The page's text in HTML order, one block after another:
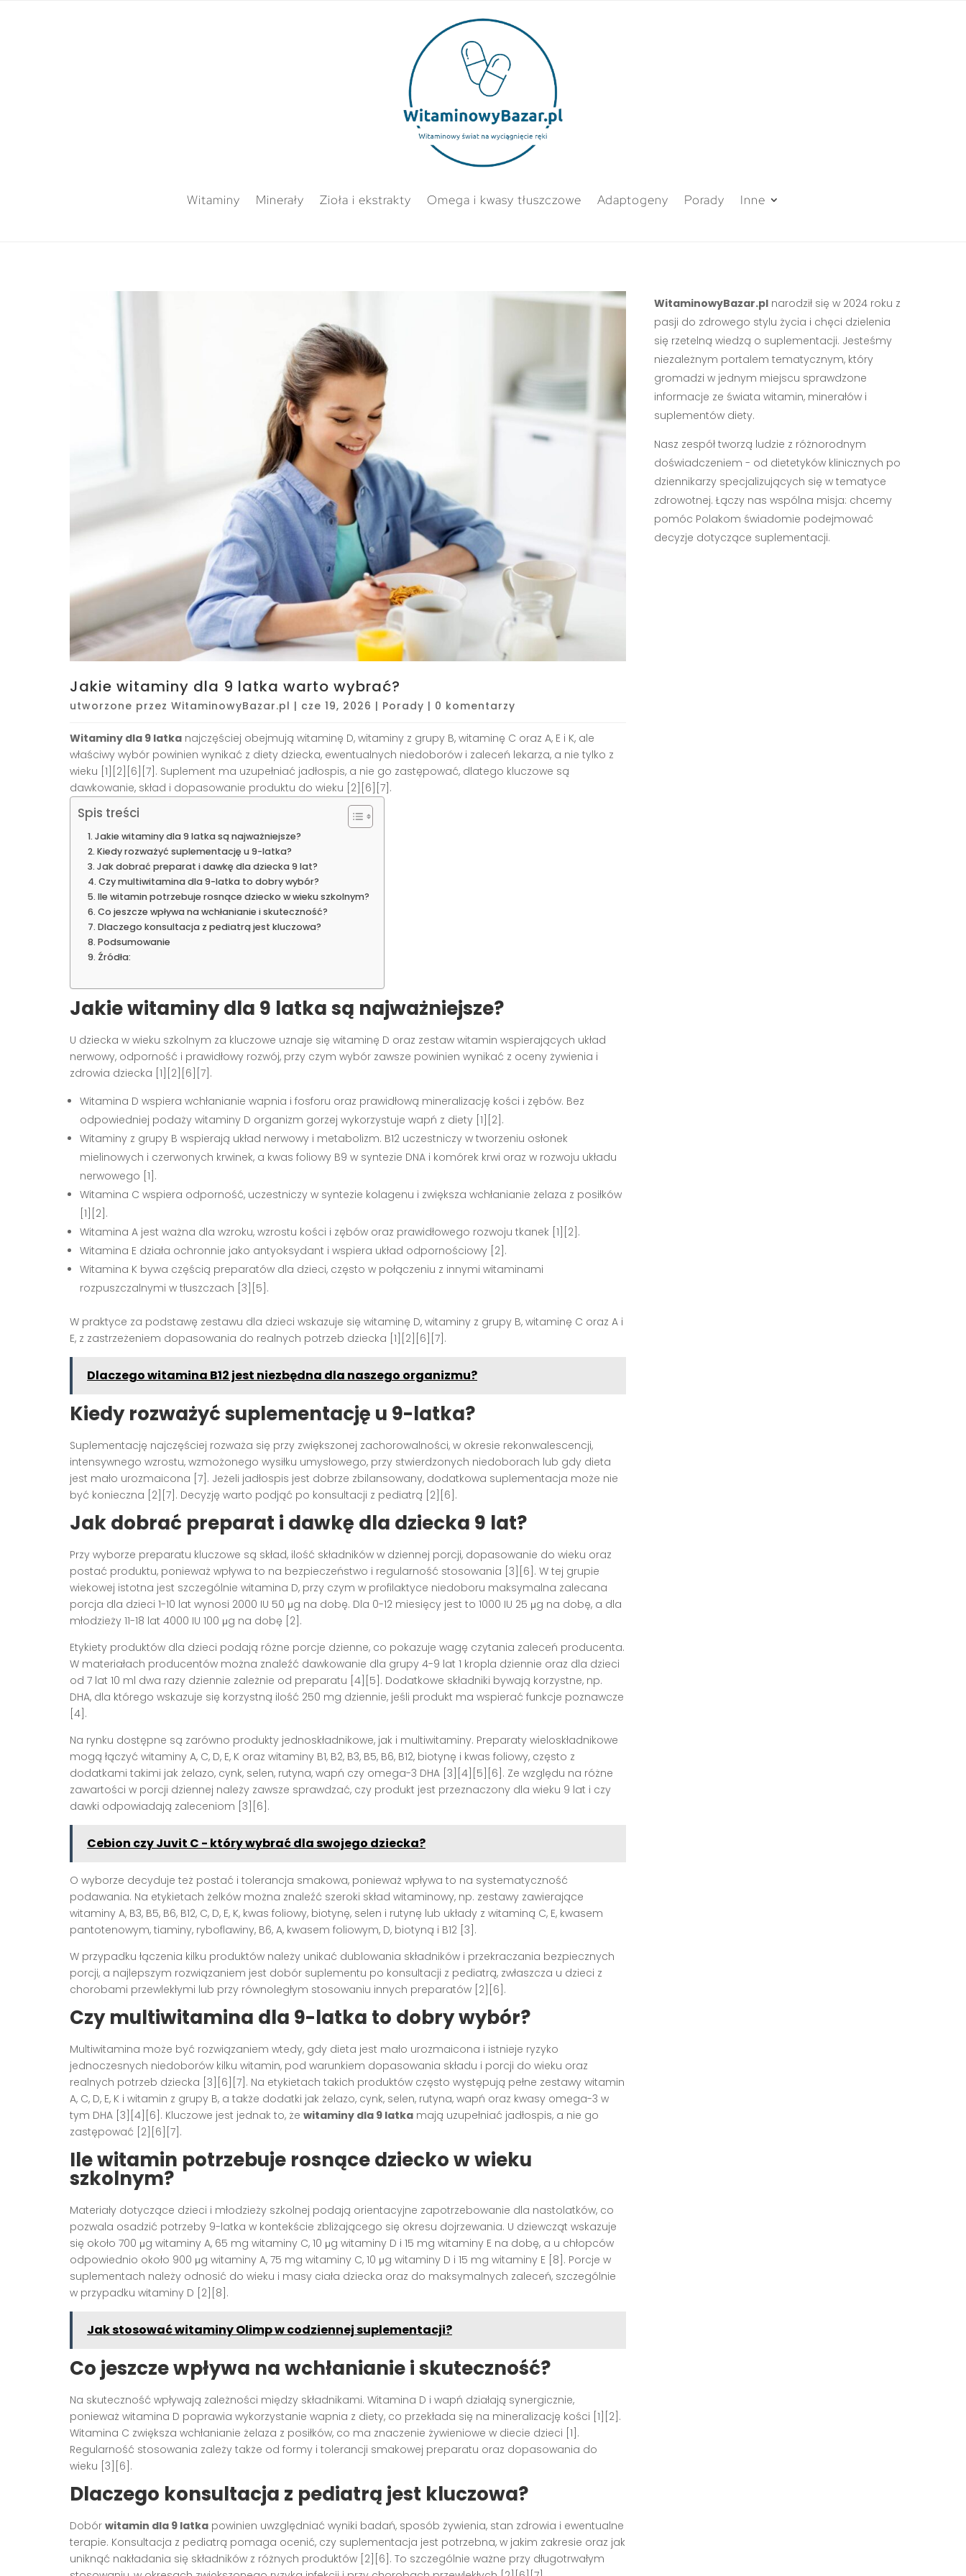
Witaminy Minerały Zioła i ekstrakty Omega i kwasy tłuszczowe Adaptogeny Porady Inne
Jakie witaminy dla 9 latka warto wybrać?
utworzone przez WitaminowyBazar.pl | cze 19, 2026 | Porady | 0 komentarzy
Witaminy dla 9 latka najczęściej obejmują witaminę D, witaminy z grupy B, witaminę C oraz A, E i K, ale
właściwy wybór powinien wynikać z diety dziecka, ewentualnych niedoborów i zaleceń lekarza, a nie tylko z
wieku [1][2][6][7]. Suplement ma uzupełniać jadłospis, a nie go zastępować, dlatego kluczowe są
dawkowanie, skład i dopasowanie produktu do wieku [2][6][7].
Spis treści
Jakie witaminy dla 9 latka są najważniejsze?
Kiedy rozważyć suplementację u 9-latka?
Jak dobrać preparat i dawkę dla dziecka 9 lat?
Czy multiwitamina dla 9-latka to dobry wybór?
Ile witamin potrzebuje rosnące dziecko w wieku szkolnym?
Co jeszcze wpływa na wchłanianie i skuteczność?
Dlaczego konsultacja z pediatrą jest kluczowa?
Podsumowanie
Źródła:
Jakie witaminy dla 9 latka są najważniejsze?
U dziecka w wieku szkolnym za kluczowe uznaje się witaminę D oraz zestaw witamin wspierających układ
nerwowy, odporność i prawidłowy rozwój, przy czym wybór zawsze powinien wynikać z oceny żywienia i
zdrowia dziecka [1][2][6][7].
Witamina D wspiera wchłanianie wapnia i fosforu oraz prawidłową mineralizację kości i zębów. Bez
odpowiedniej podaży witaminy D organizm gorzej wykorzystuje wapń z diety [1][2].
Witaminy z grupy B wspierają układ nerwowy i metabolizm. B12 uczestniczy w tworzeniu osłonek
mielinowych i czerwonych krwinek, a kwas foliowy B9 w syntezie DNA i komórek krwi oraz w rozwoju układu
nerwowego [1].
Witamina C wspiera odporność, uczestniczy w syntezie kolagenu i zwiększa wchłanianie żelaza z posiłków
[1][2].
Witamina A jest ważna dla wzroku, wzrostu kości i zębów oraz prawidłowego rozwoju tkanek [1][2].
Witamina E działa ochronnie jako antyoksydant i wspiera układ odpornościowy [2].
Witamina K bywa częścią preparatów dla dzieci, często w połączeniu z innymi witaminami
rozpuszczalnymi w tłuszczach [3][5].
W praktyce za podstawę zestawu dla dzieci wskazuje się witaminę D, witaminy z grupy B, witaminę C oraz A i
E, z zastrzeżeniem dopasowania do realnych potrzeb dziecka [1][2][6][7].
Dlaczego witamina B12 jest niezbędna dla naszego organizmu?
Kiedy rozważyć suplementację u 9-latka?
Suplementację najczęściej rozważa się przy zwiększonej zachorowalności, w okresie rekonwalescencji,
intensywnego wzrostu, wzmożonego wysiłku umysłowego, przy stwierdzonych niedoborach lub gdy dieta
jest mało urozmaicona [7]. Jeżeli jadłospis jest dobrze zbilansowany, dodatkowa suplementacja może nie
być konieczna [2][7]. Decyzję warto podjąć po konsultacji z pediatrą [2][6].
Jak dobrać preparat i dawkę dla dziecka 9 lat?
Przy wyborze preparatu kluczowe są skład, ilość składników w dziennej porcji, dopasowanie do wieku oraz
postać produktu, ponieważ wpływa to na bezpieczeństwo i regularność stosowania [3][6]. W tej grupie
wiekowej istotna jest szczególnie witamina D, przy czym w profilaktyce niedoboru maksymalna zalecana
porcja dla dzieci 1-10 lat wynosi 2000 IU 50 μg na dobę. Dla 0-12 miesięcy jest to 1000 IU 25 μg na dobę, a dla
młodzieży 11-18 lat 4000 IU 100 μg na dobę [2].
Etykiety produktów dla dzieci podają różne porcje dzienne, co pokazuje wagę czytania zaleceń producenta.
W materiałach producentów można znaleźć dawkowanie dla grupy 4-9 lat 1 kropla dziennie oraz dla dzieci
od 7 lat 10 ml dwa razy dziennie zależnie od preparatu [4][5]. Dodatkowe składniki bywają korzystne, np.
DHA, dla którego wskazuje się korzystną ilość 250 mg dziennie, jeśli produkt ma wspierać funkcje poznawcze
[4].
Na rynku dostępne są zarówno produkty jednoskładnikowe, jak i multiwitaminy. Preparaty wieloskładnikowe
mogą łączyć witaminy A, C, D, E, K oraz witaminy B1, B2, B3, B5, B6, B12, biotynę i kwas foliowy, często z
dodatkami takimi jak żelazo, cynk, selen, rutyna, wapń czy omega-3 DHA [3][4][5][6]. Ze względu na różne
zawartości w porcji dziennej należy zawsze sprawdzać, czy produkt jest przeznaczony dla wieku 9 lat i czy
dawki odpowiadają zaleceniom [3][6].
Cebion czy Juvit C - który wybrać dla swojego dziecka?
O wyborze decyduje też postać i tolerancja smakowa, ponieważ wpływa to na systematyczność
podawania. Na etykietach żelków można znaleźć szeroki skład witaminowy, np. zestawy zawierające
witaminy A, B3, B5, B6, B12, C, D, E, K, kwas foliowy, biotynę, selen i rutynę lub układy z witaminą C, E, kwasem
pantotenowym, tiaminy, ryboflawiny, B6, A, kwasem foliowym, D, biotyną i B12 [3].
W przypadku łączenia kilku produktów należy unikać dublowania składników i przekraczania bezpiecznych
porcji, a najlepszym rozwiązaniem jest dobór suplementu po konsultacji z pediatrą, zwłaszcza u dzieci z
chorobami przewlekłymi lub przy równoległym stosowaniu innych preparatów [2][6].
Czy multiwitamina dla 9-latka to dobry wybór?
Multiwitamina może być rozwiązaniem wtedy, gdy dieta jest mało urozmaicona i istnieje ryzyko
jednoczesnych niedoborów kilku witamin, pod warunkiem dopasowania składu i porcji do wieku oraz
realnych potrzeb dziecka [3][6][7]. Na etykietach takich produktów często występują pełne zestawy witamin
A, C, D, E, K i witamin z grupy B, a także dodatki jak żelazo, cynk, selen, rutyna, wapń oraz kwasy omega-3 w
tym DHA [3][4][6]. Kluczowe jest jednak to, że witaminy dla 9 latka mają uzupełniać jadłospis, a nie go
zastępować [2][6][7].
Ile witamin potrzebuje rosnące dziecko w wieku
szkolnym?
Materiały dotyczące dzieci i młodzieży szkolnej podają orientacyjne zapotrzebowanie dla nastolatków, co
pozwala osadzić potrzeby 9-latka w kontekście zbliżającego się okresu dojrzewania. U dziewcząt wskazuje
się około 700 μg witaminy A, 65 mg witaminy C, 10 μg witaminy D i 15 mg witaminy E na dobę, a u chłopców
odpowiednio około 900 μg witaminy A, 75 mg witaminy C, 10 μg witaminy D i 15 mg witaminy E [8]. Porcje w
suplementach należy odnosić do wieku i masy ciała dziecka oraz do maksymalnych zaleceń, szczególnie
w przypadku witaminy D [2][8].
Jak stosować witaminy Olimp w codziennej suplementacji?
Co jeszcze wpływa na wchłanianie i skuteczność?
Na skuteczność wpływają zależności między składnikami. Witamina D i wapń działają synergicznie,
ponieważ witamina D poprawia wykorzystanie wapnia z diety, co przekłada się na mineralizację kości [1][2].
Witamina C zwiększa wchłanianie żelaza z posiłków, co ma znaczenie żywieniowe w diecie dzieci [1].
Regularność stosowania zależy także od formy i tolerancji smakowej preparatu oraz dopasowania do
wieku [3][6].
Dlaczego konsultacja z pediatrą jest kluczowa?
Dobór witamin dla 9 latka powinien uwzględniać wyniki badań, sposób żywienia, stan zdrowia i ewentualne
terapie. Konsultacja z pediatrą pomaga ocenić, czy suplementacja jest potrzebna, w jakim zakresie oraz jak
uniknąć nakładania się składników z różnych produktów [2][6]. To szczególnie ważne przy długotrwałym
WitaminowyBazar.plnarodził się w 2024 roku z
pasji do zdrowego stylu życia i chęci dzielenia
się rzetelną wiedzą o suplementacji. Jesteśmy
niezależnym portalem tematycznym, który
gromadzi w jednym miejscu sprawdzone
informacje ze świata witamin, minerałów i
suplementów diety.
Nasz zespół tworzą ludzie z różnorodnym
doświadczeniem - od dietetyków klinicznych po
dziennikarzy specjalizujących się w tematyce
zdrowotnej. Łączy nas wspólna misja: chcemy
pomóc Polakom świadomie podejmować
decyzje dotyczące suplementacji.